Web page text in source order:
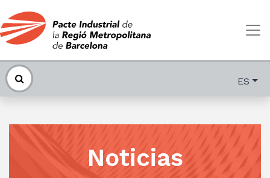
ES
Noticias